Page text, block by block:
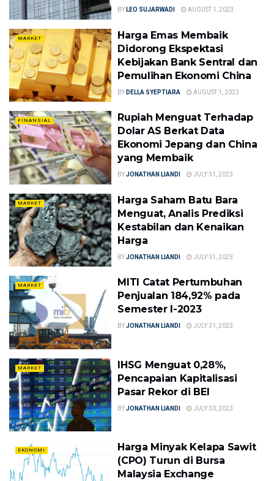
BY LEO SUJARWADI AUGUST 1, 2023
MARKET
Harga Emas Membaik
Didorong Ekspektasi
Kebijakan Bank Sentral dan
Pemulihan Ekonomi China
BY DELLA SYEPTIARA AUGUST 1, 2023
FINANSIAL
Rupiah Menguat Terhadap
Dolar AS Berkat Data
Ekonomi Jepang dan China
yang Membaik
BYJONATHAN LIANDI JULY 31, 2023
MARKET
Harga Saham Batu Bara
Menguat, Analis Prediksi
Kestabilan dan Kenaikan
Harga
BYJONATHAN LIANDI JULY 31, 2023
MARKET
MITI Catat Pertumbuhan
Penjualan 184,92% pada
Semester I-2023
BYJONATHAN LIANDI JULY 31, 2023
MARKET
IHSG Menguat 0,28%,
Pencapaian Kapitalisasi
Pasar Rekor di BEI
BYJONATHAN LIANDI JULY 30, 2023
EKONOMI
Harga Minyak Kelapa Sawit
(CPO) Turun di Bursa
Malaysia Exchange